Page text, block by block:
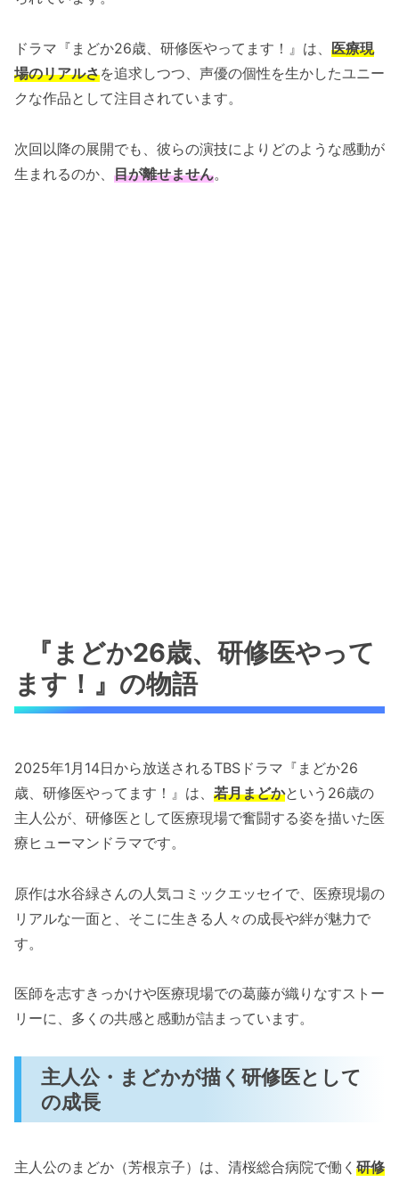
ドラマ『まどか26歳、研修医やってます！』は、 医療現
場のリアルさを追求しつつ、声優の個性を生かしたユニー
クな作品として注目されています。
次回以降の展開でも、彼らの演技によりどのような感動が
生まれるのか、 目が離せません。
『まどか26歳、研修医やって
ます！』の物語
2025年1月14日から放送されるTBSドラマ『まどか26
歳、研修医やってます！』は、 若月まどかという26歳の
主人公が、研修医として医療現場で奮闘する姿を描いた医
療ヒューマンドラマです。
原作は水谷緑さんの人気コミックエッセイで、医療現場の
リアルな一面と、そこに生きる人々の成長や絆が魅力で
す。
医師を志すきっかけや医療現場での葛藤が織りなすストー
リーに、多くの共感と感動が詰まっています。
主人公・まどかが描く研修医として
の成長
主人公のまどか（芳根京子）は、清桜総合病院で働く 研修